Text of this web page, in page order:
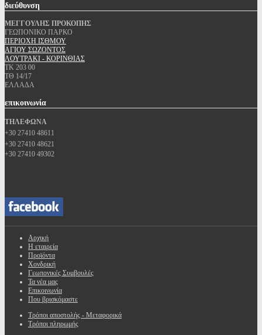
διεύθυνση
ΜΕΓΓΟΥΛΗΣ ΠΡΟΚΟΠΗΣ
ΓΕΩΠΟΝΙΚΟ ΠΑΡΚΟ
ΠΕΡΙΟΧΗ ΙΣΘΜΟΥ
ΑΓΙΟΥ ΣΩΖΟΝΤΟΣ
ΛΟΥΤΡΑΚΙ - ΚΟΡΙΝΘΙΑΣ
ΤΚ 203 00
ΤΘ 14/17
ΕΛΛΑΔΑ
επικοινωνία
ΤΗΛΕΦΩΝΑ
+30 27410 48611
+30 27410 48621
+30 27410 49302
Αρχική
Η εταιρεία
Προϊόντα
Χονδρική
Γεωπονικές Συμβουλές
Τα νέα μας
Επικοινωνία
Που βρισκόμαστε
Τρόποι αποστολής - Μεταφορικά
Τρόποι πληρωμής